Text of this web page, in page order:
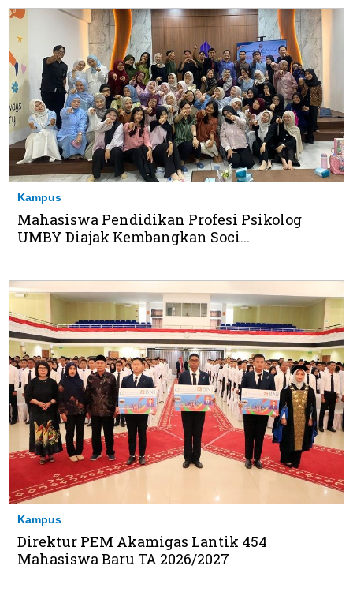
Kampus
Mahasiswa Pendidikan Profesi Psikolog
UMBY Diajak Kembangkan Soci...
Kampus
Direktur PEM Akamigas Lantik 454
Mahasiswa Baru TA 2026/2027